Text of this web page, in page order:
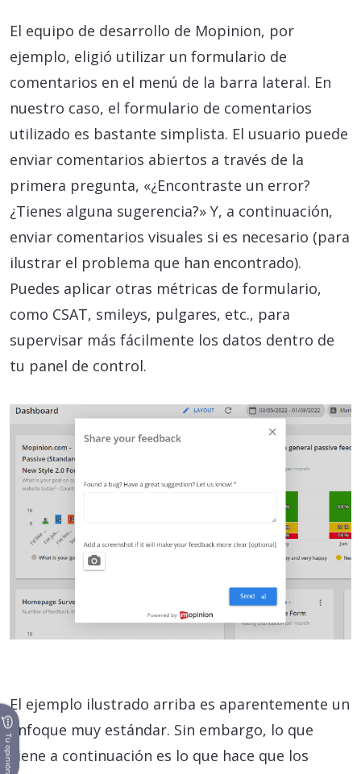
El equipo de desarrollo de Mopinion, por
ejemplo, eligió utilizar un formulario de
comentarios en el menú de la barra lateral. En
nuestro caso, el formulario de comentarios
utilizado es bastante simplista. El usuario puede
enviar comentarios abiertos a través de la
primera pregunta, «¿Encontraste un error?
¿Tienes alguna sugerencia?» Y, a continuación,
enviar comentarios visuales si es necesario (para
ilustrar el problema que han encontrado).
Puedes aplicar otras métricas de formulario,
como CSAT, smileys, pulgares, etc., para
supervisar más fácilmente los datos dentro de
tu panel de control.
El ejemplo ilustrado arriba es aparentemente un
enfoque muy estándar. Sin embargo, lo que
viene a continuación es lo que hace que los
Tu opinión